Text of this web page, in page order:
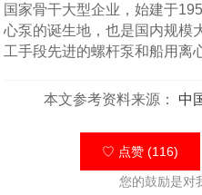
国家骨干大型企业，始建于
心泵的诞生地，也是国内规模
工手段先进的螺杆泵和船用离
本文参考资料来源： 中
♡ 点赞 (116)
您的鼓励是对